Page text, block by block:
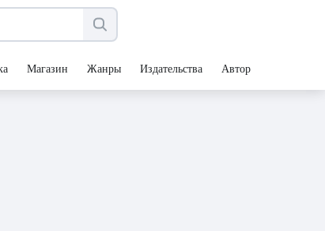
Магазин Жанры Издательства Авторы